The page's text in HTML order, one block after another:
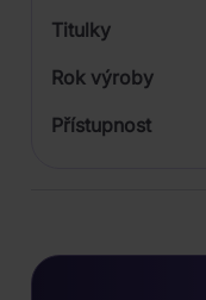
Titulky
Rok výroby
Přístupnost